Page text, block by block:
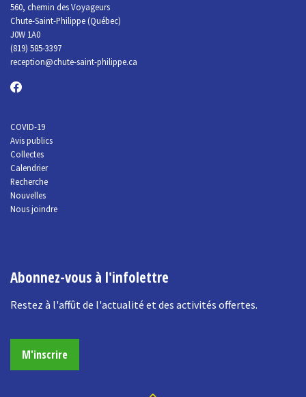
560, chemin des Voyageurs
Chute-Saint-Philippe (Québec)
J0W 1A0
(819) 585-3397
reception@chute-saint-philippe.ca
COVID-19
Avis publics
Collectes
Calendrier
Recherche
Nouvelles
Nous joindre
Abonnez-vous à l'infolettre
Restez à l'affût de l'actualité et des activités offertes.
M'inscrire